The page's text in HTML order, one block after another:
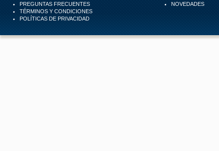
PREGUNTAS FRECUENTES
TÉRMINOS Y CONDICIONES
POLÍTICAS DE PRIVACIDAD
NOVEDADES